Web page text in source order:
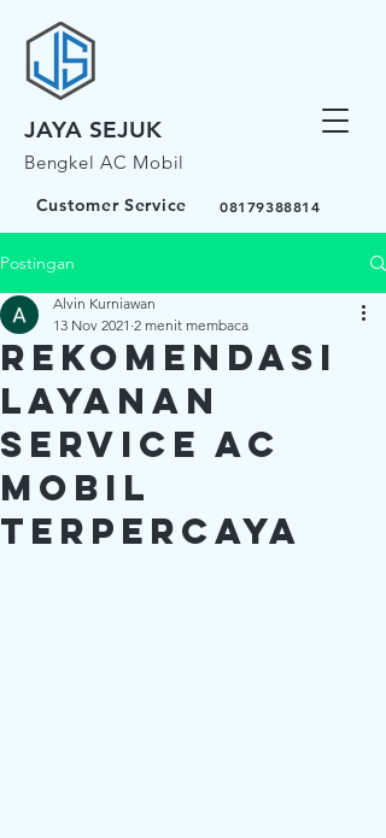
JAYA SEJUK
08179388814
Bengkel AC Mobil
Customer Service
Postingan
Rekomendasi
Layanan
Service AC
Mobil
Terpercaya
Alvin Kurniawan
13 Nov 2021 2 menit membaca